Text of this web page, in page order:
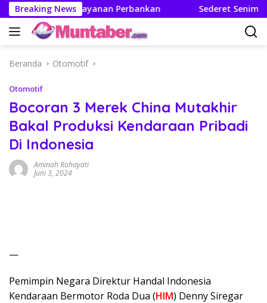
Langsung
ke
konten
Breaking News
Mutakhir Layanan Perbankan Sederet Seniman
Beranda Otomotif
Otomotif
Bocoran 3 Merek China Mutakhir
Bakal Produksi Kendaraan Pribadi
Di Indonesia
Aminah Rohayati
Juni 3, 2024
—
Pemimpin Negara Direktur Handal Indonesia
Kendaraan Bermotor Roda Dua (HIM) Denny Siregar